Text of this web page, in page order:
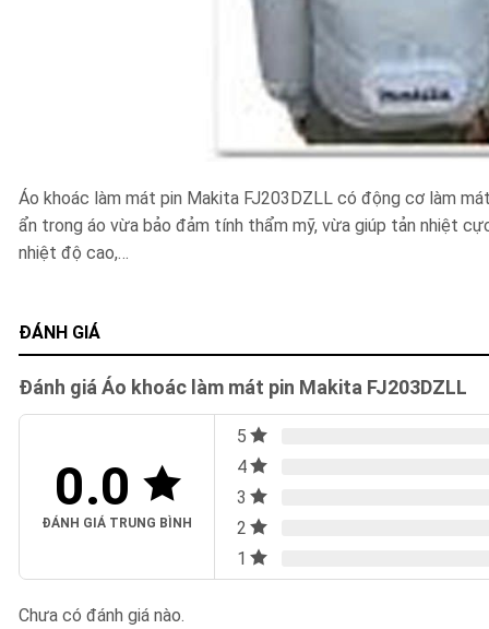
Áo khoác làm mát pin Makita FJ203DZLL có động cơ làm
ẩn trong áo vừa bảo đảm tính thẩm mỹ, vừa giúp tản nhiệt
nhiệt độ cao,…
ĐÁNH GIÁ
Đánh giá Áo khoác làm mát pin Makita FJ203DZLL
0.0
ĐÁNH GIÁ TRUNG BÌNH
5
4
3
2
1
Chưa có đánh giá nào.